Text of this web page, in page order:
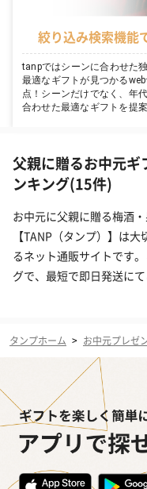
絞り込み検索機能
tanpではシーンに合わせた
最適なギフトが見つかる
点！シーンだけでなく、年
合わせた最適なギフトを提案
父親に贈るお中元ギ
ンキング(15件)
お中元に父親に贈る梅酒
【TANP（タンプ）】は
るネット通販サイトです
グで、最短で即日発送にて
タンプホーム > お中元プレゼ